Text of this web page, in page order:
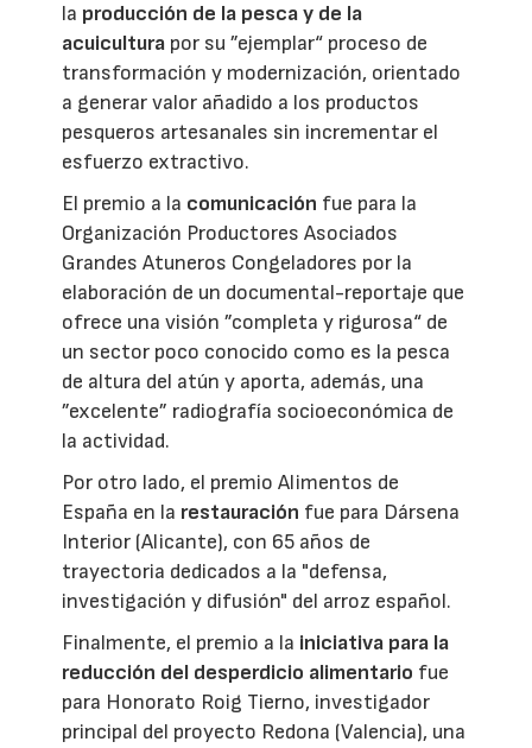
la producción de la pesca y de la
acuicultura por su ”ejemplar“ proceso de
transformación y modernización, orientado
a generar valor añadido a los productos
pesqueros artesanales sin incrementar el
esfuerzo extractivo.
El premio a la comunicación fue para la
Organización Productores Asociados
Grandes Atuneros Congeladores por la
elaboración de un documental-reportaje que
ofrece una visión ”completa y rigurosa“ de
un sector poco conocido como es la pesca
de altura del atún y aporta, además, una
”excelente” radiografía socioeconómica de
la actividad.
Por otro lado, el premio Alimentos de
España en la restauración fue para Dársena
Interior (Alicante), con 65 años de
trayectoria dedicados a la "defensa,
investigación y difusión" del arroz español.
Finalmente, el premio a la iniciativa para la
reducción del desperdicio alimentario fue
para Honorato Roig Tierno, investigador
principal del proyecto Redona (Valencia), una